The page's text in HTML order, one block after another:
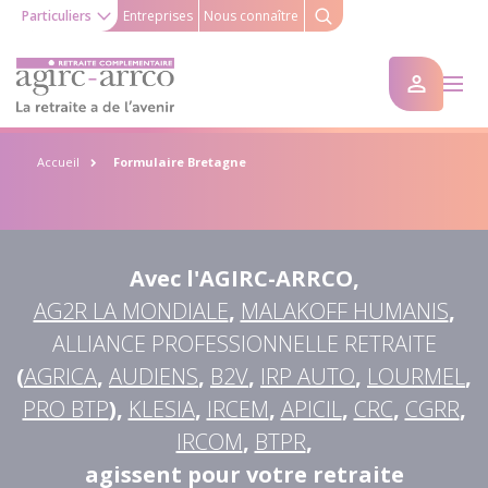
Particuliers Entreprises Nous connaître
Accueil Formulaire Bretagne
Avec l'AGIRC-ARRCO,
AG2R LA MONDIALE, MALAKOFF HUMANIS,
ALLIANCE PROFESSIONNELLE RETRAITE
(AGRICA, AUDIENS, B2V, IRP AUTO, LOURMEL,
PRO BTP), KLESIA, IRCEM, APICIL, CRC, CGRR,
IRCOM, BTPR,
agissent pour votre retraite